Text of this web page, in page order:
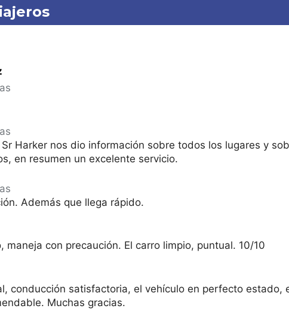
Harker nos dio información sobre todos los lugares y
en resumen un excelente servicio.
Además que llega rápido.
maneja con precaución. El carro limpio, puntual. 10/10
conducción satisfactoria, el vehículo en perfecto estado,
Muchas gracias.